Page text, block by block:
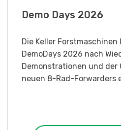
Demo Days 2026
Die Keller Forstmaschinen
DemoDays 2026 nach
Demonstrationen und der
neuen 8-Rad-Forwarders